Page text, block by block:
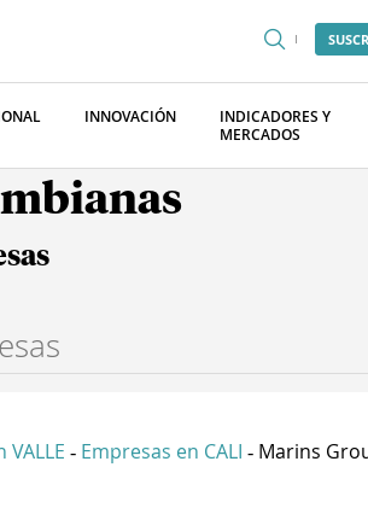
INNOVACIÓN
INDICADORES Y
MERCADOS
VALLE - Empresas en CALI - Marins